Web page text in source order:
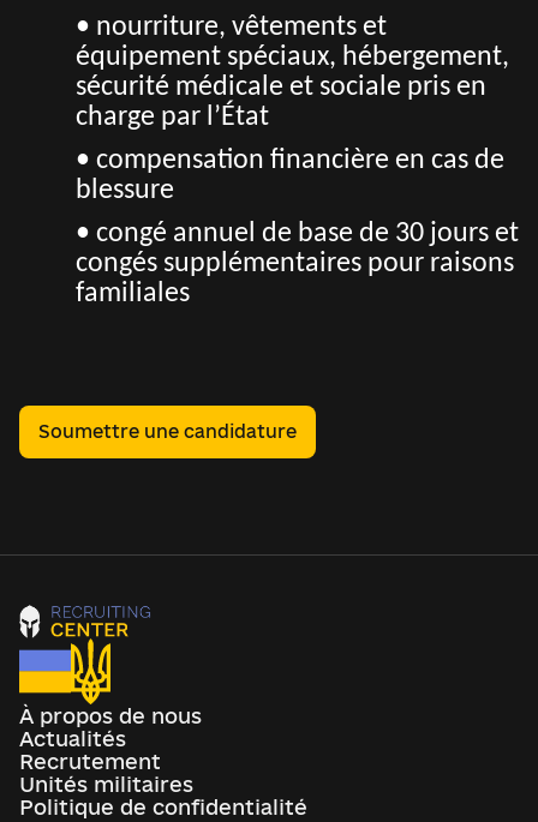
• nourriture, vêtements et
équipement spéciaux, hébergement,
sécurité médicale et sociale pris en
charge par l’État
• compensation financière en cas de
blessure
• congé annuel de base de 30 jours et
congés supplémentaires pour raisons
familiales
Soumettre une candidature
À propos de nous
Actualités
Recrutement
Unités militaires
Politique de confidentialité